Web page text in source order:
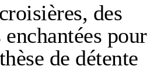
des
enchantées pour
de détente